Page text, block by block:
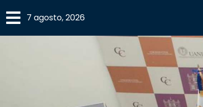
× 7 agosto, 2026